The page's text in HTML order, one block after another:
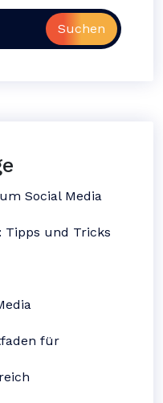
Suchen
Social Media
Tipps und Tricks
für